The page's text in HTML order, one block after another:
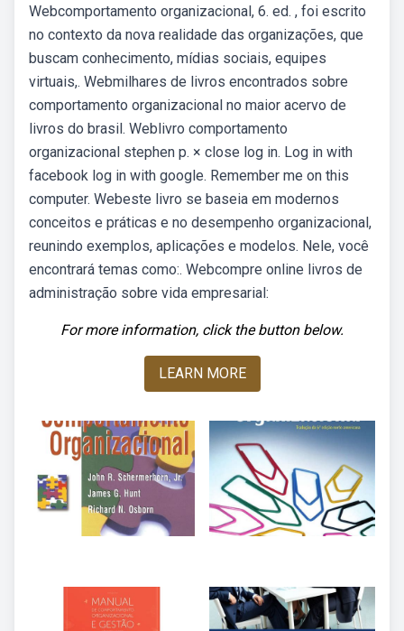
Webcomportamento organizacional, 6. ed. , foi escrito
no contexto da nova realidade das organizações, que
buscam conhecimento, mídias sociais, equipes
virtuais,. Webmilhares de livros encontrados sobre
comportamento organizacional no maior acervo de
livros do brasil. Weblivro comportamento
organizacional stephen p. × close log in. Log in with
facebook log in with google. Remember me on this
computer. Webeste livro se baseia em modernos
conceitos e práticas e no desempenho organizacional,
reunindo exemplos, aplicações e modelos. Nele, você
encontrará temas como:. Webcompre online livros de
administração sobre vida empresarial:
For more information, click the button below.
LEARN MORE